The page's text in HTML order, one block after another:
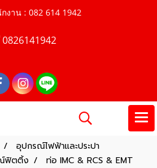
งาน : 082 614 1942
0826141942
อุปกรณ์ไฟฟ้าและประปา
ฟิตติ้ง
ท่อ IMC & RCS & EMT